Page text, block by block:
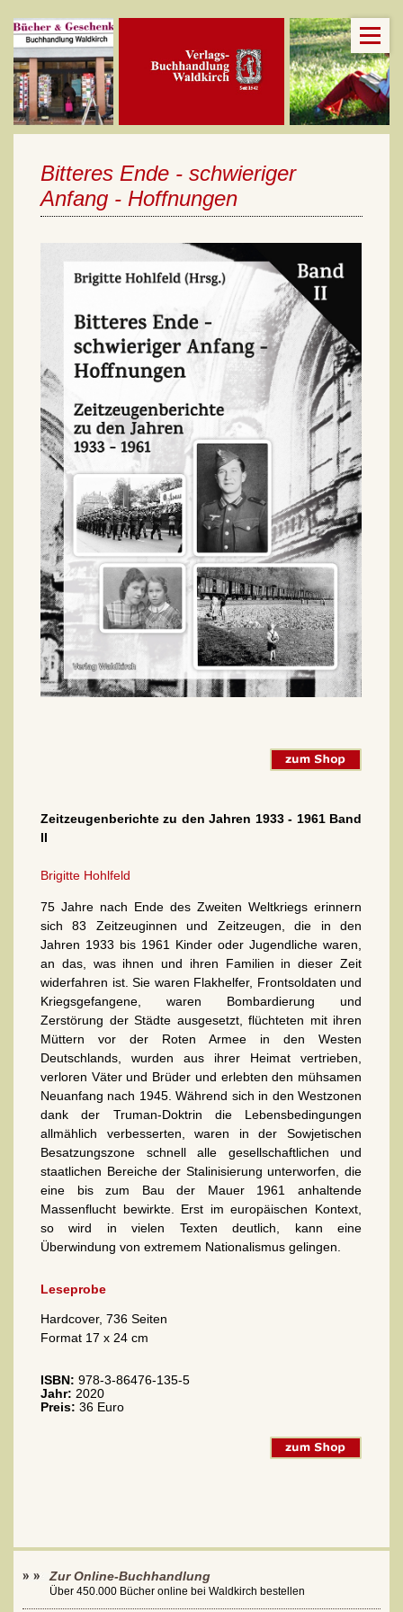
Bitteres Ende - schwieriger
Anfang - Hoffnungen
Zeitzeugenberichte zu den Jahren 1933 - 1961 Band
II
Brigitte Hohlfeld
75 Jahre nach Ende des Zweiten Weltkriegs erinnern
sich 83 Zeitzeuginnen und Zeitzeugen, die in den
Jahren 1933 bis 1961 Kinder oder Jugendliche waren,
an das, was ihnen und ihren Familien in dieser Zeit
widerfahren ist. Sie waren Flakhelfer, Frontsoldaten und
Kriegsgefangene, waren Bombardierung und
Zerstörung der Städte ausgesetzt, flüchteten mit ihren
Müttern vor der Roten Armee in den Westen
Deutschlands, wurden aus ihrer Heimat vertrieben,
verloren Väter und Brüder und erlebten den mühsamen
Neuanfang nach 1945. Während sich in den Westzonen
dank der Truman-Doktrin die Lebensbedingungen
allmählich verbesserten, waren in der Sowjetischen
Besatzungszone schnell alle gesellschaftlichen und
staatlichen Bereiche der Stalinisierung unterworfen, die
eine bis zum Bau der Mauer 1961 anhaltende
Massenflucht bewirkte. Erst im europäischen Kontext,
so wird in vielen Texten deutlich, kann eine
Überwindung von extremem Nationalismus gelingen.
Leseprobe
Hardcover, 736 Seiten
Format 17 x 24 cm
ISBN: 978-3-86476-135-5
Jahr: 2020
Preis: 36 Euro
Zur Online-Buchhandlung
Über 450.000 Bücher online bei Waldkirch bestellen